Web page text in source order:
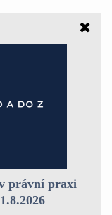
právní praxi